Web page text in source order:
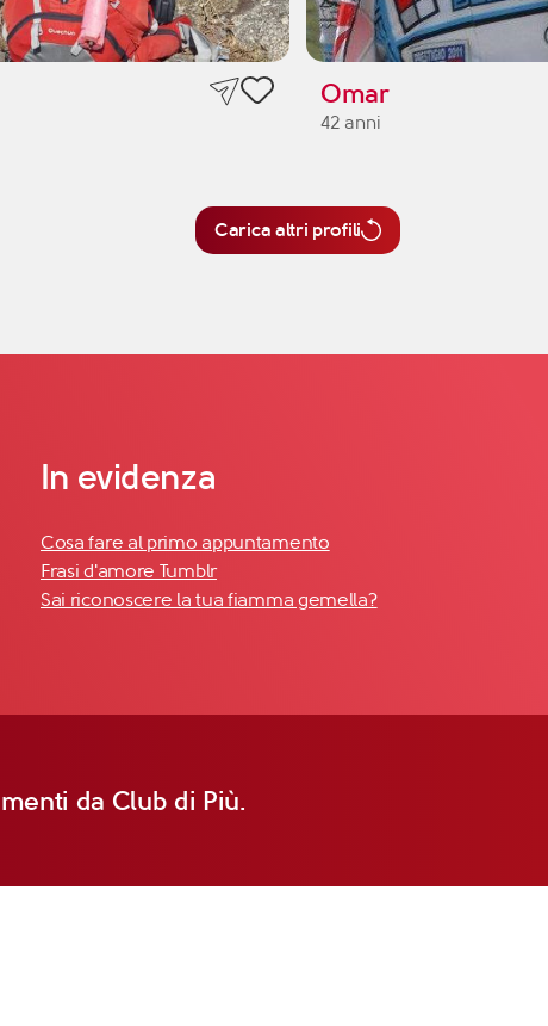
Omar
42 anni
Carica altri profili
In evidenza
Cosa fare al primo appuntamento
Frasi d'amore Tumblr
Sai riconoscere la tua fiamma gemella?
da Club di Più.